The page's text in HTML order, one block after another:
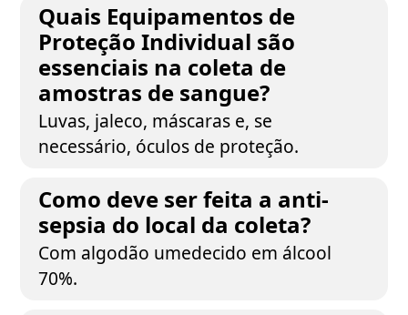
Quais Equipamentos de
Proteção Individual são
essenciais na coleta de
amostras de sangue?
Luvas, jaleco, máscaras e, se
necessário, óculos de proteção.
Como deve ser feita a anti-
sepsia do local da coleta?
Com algodão umedecido em álcool
70%.